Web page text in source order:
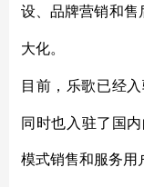
设、品牌营销和售
大化。
目前，乐歌已经
同时也入驻了国
模式销售和服务用